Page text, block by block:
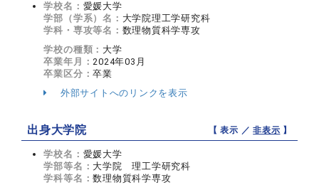
学校名： 愛媛大学
学部（学系）名： 大学院理工学研究科
学科・専攻等名： 数理物質科学専攻
学校の種類： 大学
卒業年月：2024年03月
卒業区分：卒業
外部サイトへのリンクを表示
出身大学院 【 表示 ／非表示 】
学校名： 愛媛大学
学部等名： 大学院 理工学研究科
学科等名：数理物質科学専攻